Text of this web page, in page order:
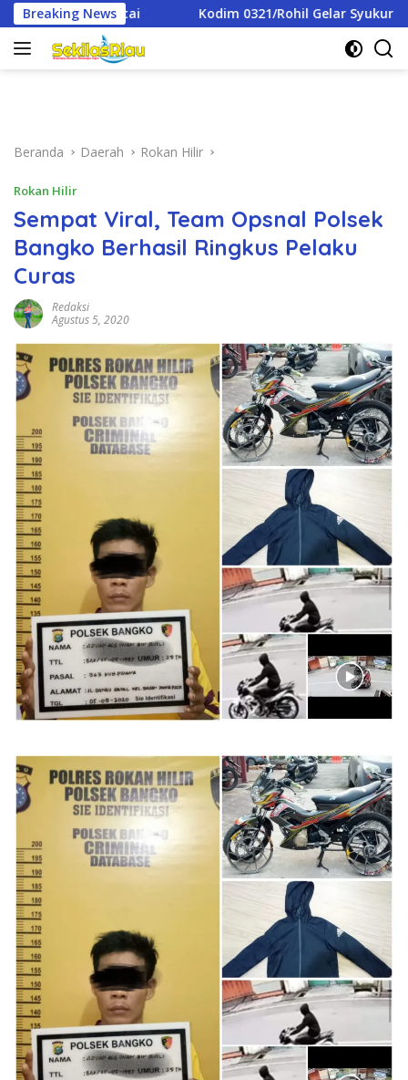
Langsung
ke
konten
Breaking News
Kodim 0321/Rohil Gelar Syukuran Dan Doa Bersama
Beranda Daerah Rokan Hilir
Rokan Hilir
Sempat Viral, Team Opsnal Polsek
Bangko Berhasil Ringkus Pelaku
Curas
Redaksi
Agustus 5, 2020